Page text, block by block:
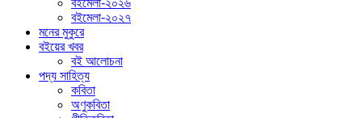
বইমেলা-২০২৬
বইমেলা-২০২৭
মনের মুকুরে
বইয়ের খবর
বই আলোচনা
পদ্য সাহিত্য
কবিতা
অণুকবিতা